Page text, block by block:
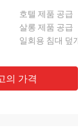
호텔 제품 공급
살롱 제품 공급
일회용 침대 덮
의 가격